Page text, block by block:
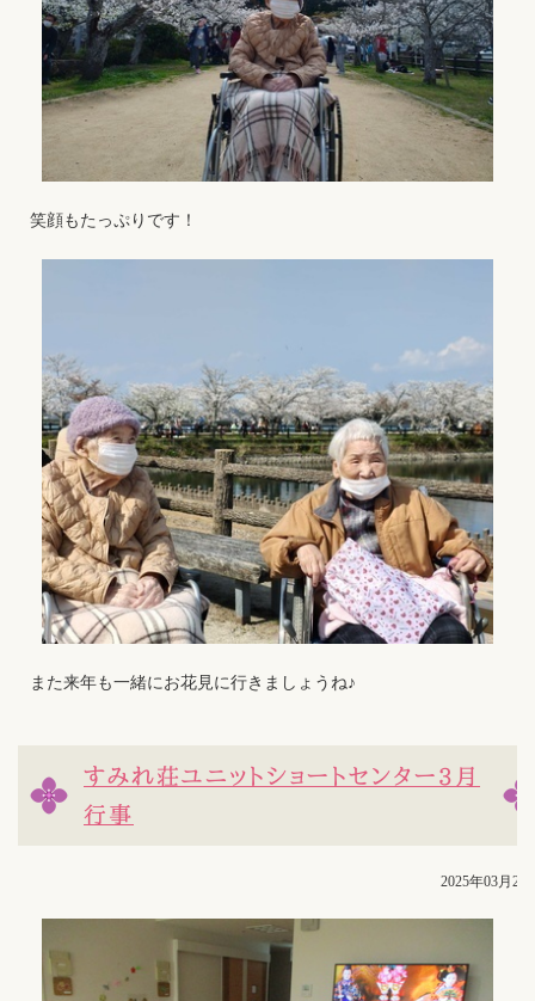
笑顔もたっぷりです！
また来年も一緒にお花見に行きましょうね♪
すみれ荘ユニットショートセンター3月
行事
2025年03月28